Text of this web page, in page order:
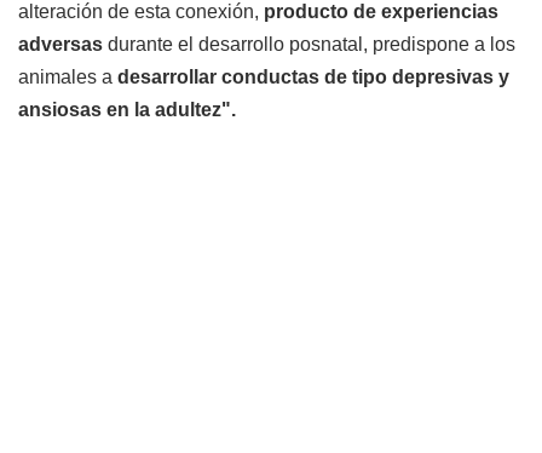
alteración de esta conexión, producto de experiencias
adversas durante el desarrollo posnatal, predispone a los
animales a desarrollar conductas de tipo depresivas y
ansiosas en la adultez".